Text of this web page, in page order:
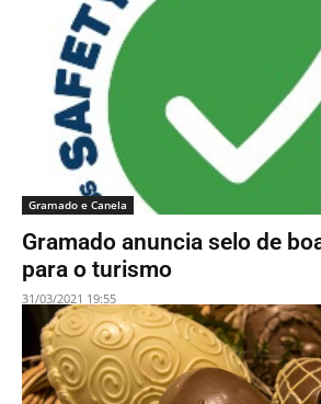
Gramado e Canela
Gramado anuncia selo de
para o turismo
31/03/2021 19:55